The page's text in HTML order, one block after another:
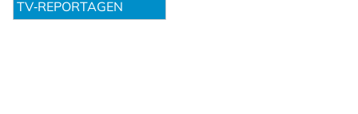
TV‑REPORTAGEN